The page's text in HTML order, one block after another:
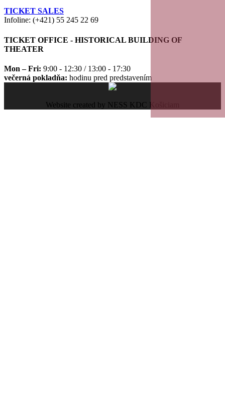
TICKET SALES
Infoline: (+421) 55 245 22 69
TICKET OFFICE - HISTORICAL BUILDING OF
THEATER
Mon – Fri: 9:00 - 12:30 / 13:00 - 17:30
večerná pokladňa: hodinu pred predstavením
Website created by NESS KDC Košiciam